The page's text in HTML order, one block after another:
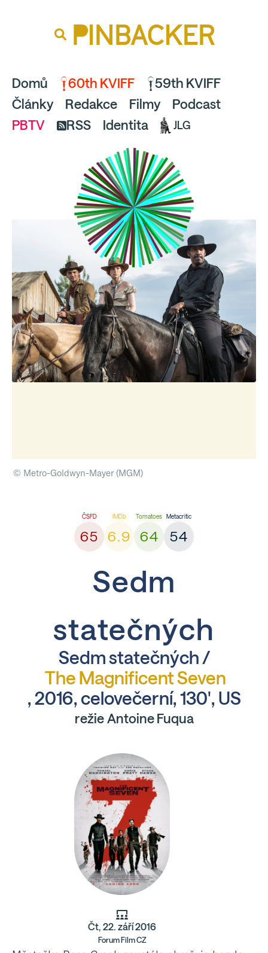
a pusťte se do čtení.
PINBACKER
Domů 60th KVIFF
59th KVIFF
Články
Redakce Filmy
Podcast
PBTV
RSS Identita JLG
© Metro-Goldwyn-Mayer (MGM)
65 6.9 64 54
Sedm
statečných
Sedm statečných /
The Magnificent Seven
, 2016, celovečerní, 130', US
režie Antoine Fuqua
Čt, 22. září 2016
Forum Film CZ